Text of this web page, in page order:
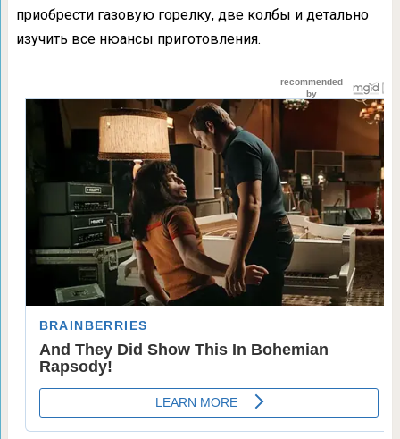
приобрести газовую горелку, две колбы и детально
изучить все нюансы приготовления.